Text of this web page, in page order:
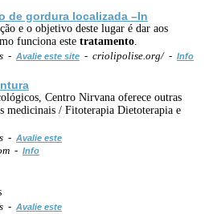
de gordura localizada –In
e o objetivo deste lugar é dar aos
funciona este tratamento
- Avalie este site - criolipolise.org/ - Info
Centro Nirvana oferece outras
medicinais / Fitoterapia Dietoterapia e
- Avalie este
- Info
- Avalie este